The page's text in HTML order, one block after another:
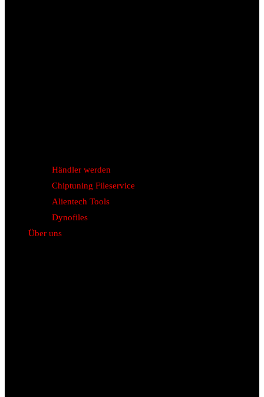
Händler werden
Chiptuning Fileservice
Alientech Tools
Dynofiles
Über uns